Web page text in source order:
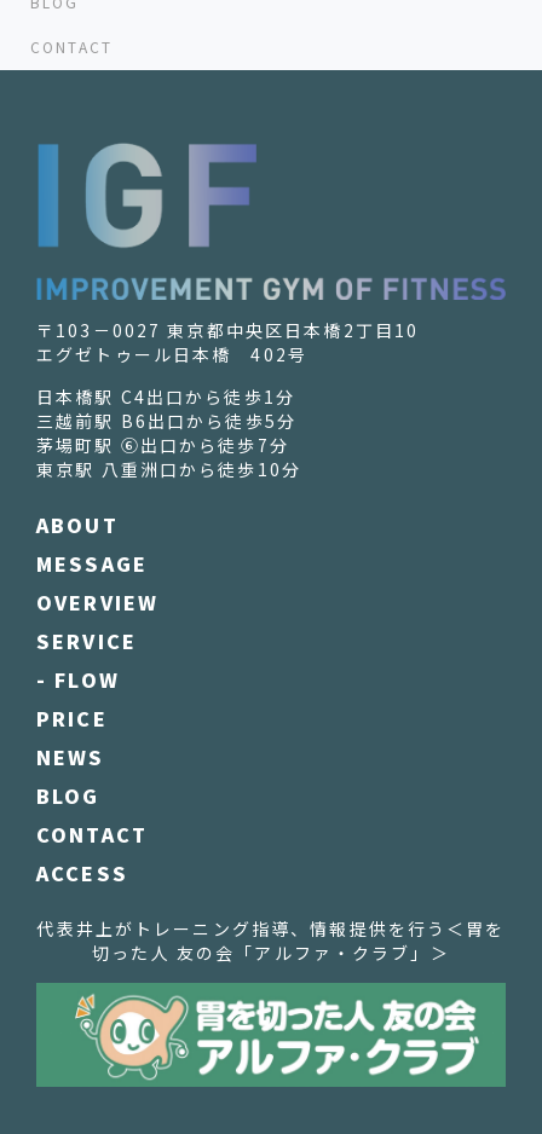
CONTACT
〒103－0027 東京都中央区日本橋2丁目10
エグゼトゥール日本橋 402号
日本橋駅 C4出口から徒歩1分
三越前駅 B6出口から徒歩5分
茅場町駅 ⑥出口から徒歩7分
東京駅 八重洲口から徒歩10分
ABOUT
MESSAGE
OVERVIEW
SERVICE
- FLOW
PRICE
NEWS
BLOG
CONTACT
ACCESS
代表井上がトレーニング指導、情報提供を行う ＜胃を
切った人 友の会「アルファ・クラブ」＞